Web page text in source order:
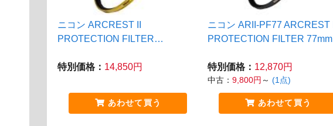
ニコン ARCREST II
PROTECTION FILTER
特別価格： 14,850円
あわせて買う
ニコン ARII-PF77 ARCREST II
PROTECTION FILTER 77mm
特別価格： 12,870円
中古： 9,800円 ～ (1点)
あわせて買う